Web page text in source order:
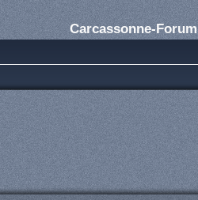
Carcassonne-Forum